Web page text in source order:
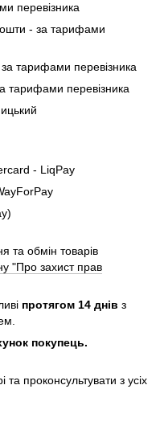
перевізника
- за тарифами
тарифами перевізника
тарифами перевізника
- LiqPay
та обмін товарів
"Про захист прав
протягом 14 днів з
покупець.
проконсультувати з усіх